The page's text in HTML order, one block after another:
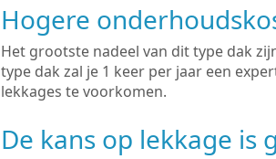
Hogere
Het grootste nadeel van dit type dak
type dak zal je 1 keer per jaar een
lekkages te voorkomen.
De kans op lekkage is